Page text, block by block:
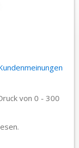
von 0 - 300